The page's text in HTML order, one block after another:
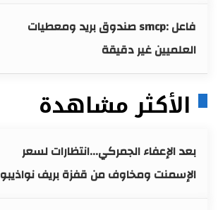
فاعل :smcp صندوق بريد ومعطيات
العلميين غير دقيقة
الأكثر مشاهدة
بعد الإعفاء الجمركي...انتظارات لسعر
الإسمنت ومخاوف من قفزة بريف نواذيبو